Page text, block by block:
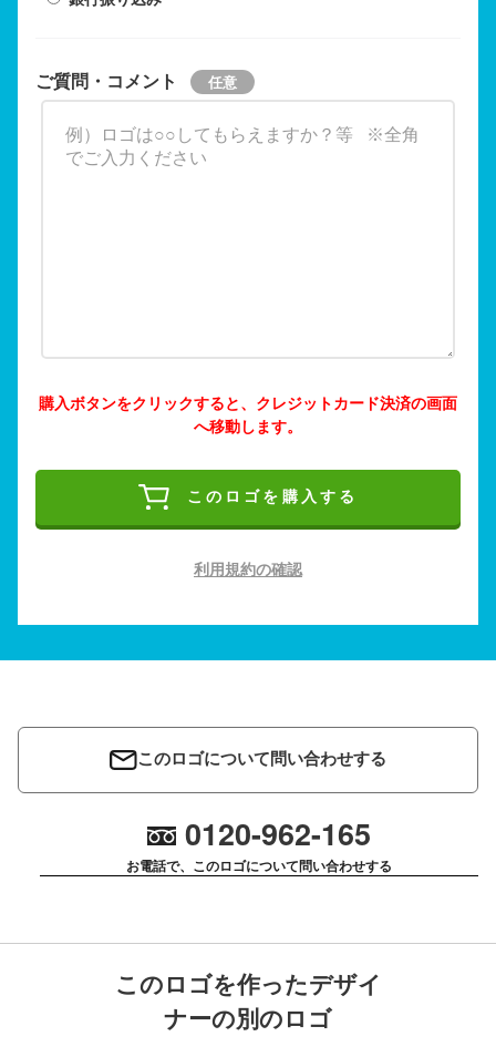
ご質問・コメント
購入ボタンをクリックすると、クレジットカード決済の画面
へ移動します。
このロゴを購入する
利用規約の確認
このロゴについて問い合わせする
0120-962-165
お電話で、このロゴについて問い合わせする
このロゴを作ったデザイ
ナーの別のロゴ